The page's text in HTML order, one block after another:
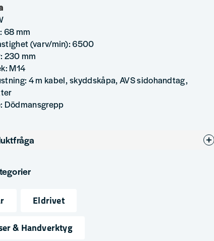
68 mm
(varv/min): 6500
230 mm
M14
4 m kabel, skyddskåpa, AVS sidohandtag,
Dödmansgrepp
om denna produkten...
Eldrivet
& Handverktyg